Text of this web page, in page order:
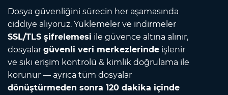
Dosya güvenliğini sürecin her aşamasında
ciddiye alıyoruz. Yüklemeler ve indirmeler
SSL/TLS şifrelemesi ile güvence altına alınır,
dosyalar güvenli veri merkezlerinde işlenir
ve sıkı erişim kontrolü & kimlik doğrulama ile
korunur — ayrıca tüm dosyalar
dönüştürmeden sonra 120 dakika içinde